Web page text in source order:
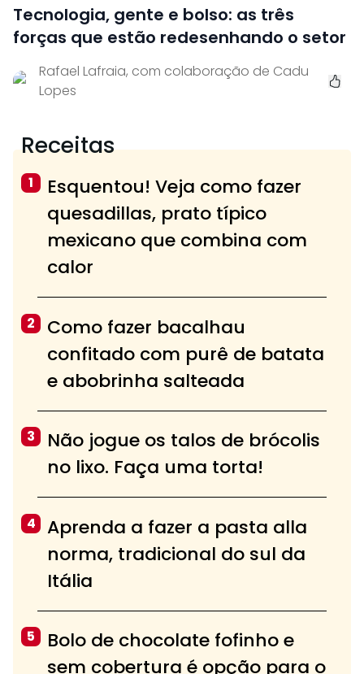
Tecnologia, gente e bolso: as três
forças que estão redesenhando o setor
Rafael Lafraia, com colaboração de Cadu
Lopes
Receitas
1
Esquentou! Veja como fazer
quesadillas, prato típico
mexicano que combina com
calor
2
Como fazer bacalhau
confitado com purê de batata
e abobrinha salteada
3
Não jogue os talos de brócolis
no lixo. Faça uma torta!
4
Aprenda a fazer a pasta alla
norma, tradicional do sul da
Itália
5
Bolo de chocolate fofinho e
sem cobertura é opção para o